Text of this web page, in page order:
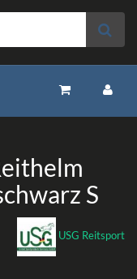
S
USG Reitsport